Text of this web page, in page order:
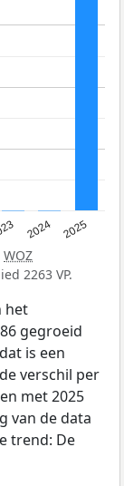
2024 2025
WOZ
2263 VP.
het
gegroeid
is een
verschil per
met 2025
van de data
trend: De